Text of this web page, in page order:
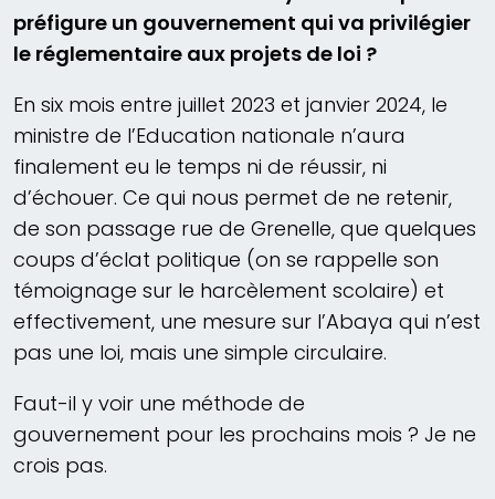
préfigure un gouvernement qui va privilégier
le réglementaire aux projets de loi ?
En six mois entre juillet 2023 et janvier 2024, le
ministre de l’Education nationale n’aura
finalement eu le temps ni de réussir, ni
d’échouer. Ce qui nous permet de ne retenir,
de son passage rue de Grenelle, que quelques
coups d’éclat politique (on se rappelle son
témoignage sur le harcèlement scolaire) et
effectivement, une mesure sur l’Abaya qui n’est
pas une loi, mais une simple circulaire.
Faut-il y voir une méthode de
gouvernement pour les prochains mois ? Je ne
crois pas.